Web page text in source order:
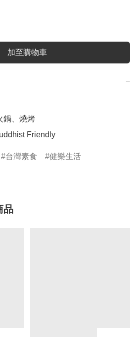
加至購物車
−
鍋、燒烤
Friendly
台灣素食 健樂生活
品